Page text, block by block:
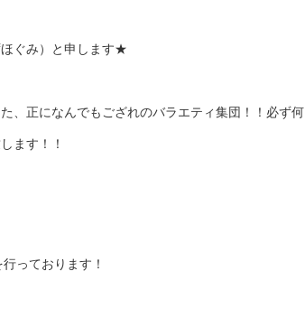
ぐみ）と申します★
正になんでもござれのバラエティ集団！！必ず何
ます！！
っております！